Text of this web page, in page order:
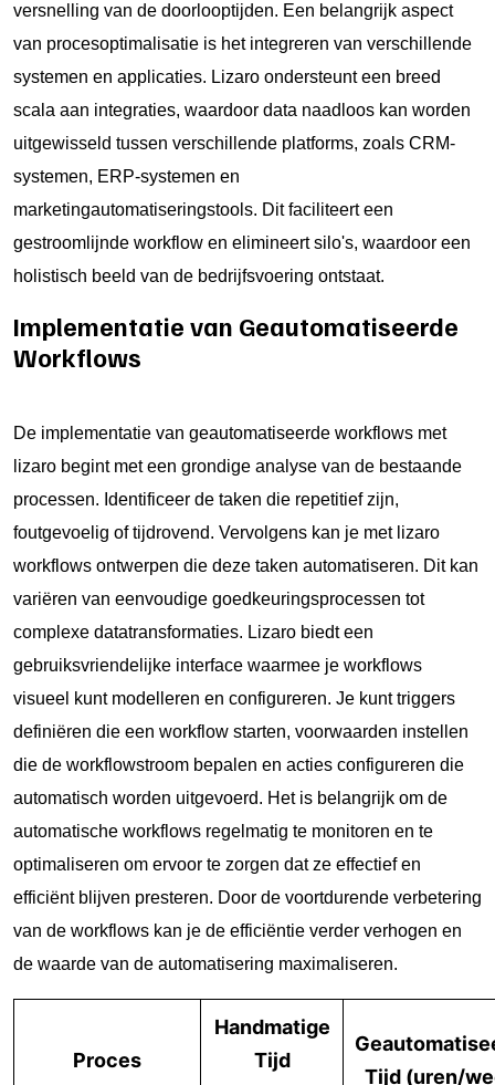
versnelling van de doorlooptijden. Een belangrijk aspect
van procesoptimalisatie is het integreren van verschillende
systemen en applicaties. Lizaro ondersteunt een breed
scala aan integraties, waardoor data naadloos kan worden
uitgewisseld tussen verschillende platforms, zoals CRM-
systemen, ERP-systemen en
marketingautomatiseringstools. Dit faciliteert een
gestroomlijnde workflow en elimineert silo's, waardoor een
holistisch beeld van de bedrijfsvoering ontstaat.
Implementatie van Geautomatiseerde
Workflows
De implementatie van geautomatiseerde workflows met
lizaro begint met een grondige analyse van de bestaande
processen. Identificeer de taken die repetitief zijn,
foutgevoelig of tijdrovend. Vervolgens kan je met lizaro
workflows ontwerpen die deze taken automatiseren. Dit kan
variëren van eenvoudige goedkeuringsprocessen tot
complexe datatransformaties. Lizaro biedt een
gebruiksvriendelijke interface waarmee je workflows
visueel kunt modelleren en configureren. Je kunt triggers
definiëren die een workflow starten, voorwaarden instellen
die de workflowstroom bepalen en acties configureren die
automatisch worden uitgevoerd. Het is belangrijk om de
automatische workflows regelmatig te monitoren en te
optimaliseren om ervoor te zorgen dat ze effectief en
efficiënt blijven presteren. Door de voortdurende verbetering
van de workflows kan je de efficiëntie verder verhogen en
de waarde van de automatisering maximaliseren.
Proces
Handmatige
Tijd
Tijd (uren/